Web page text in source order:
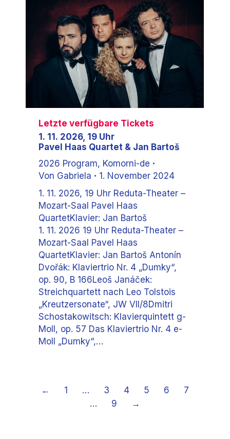
Letzte verfügbare Tickets
1. 11. 2026, 19 Uhr
Pavel Haas Quartet & Jan Bartoš
2026 Program, Komorni-de
Von Gabriela
1. November 2024
1. 11. 2026, 19 Uhr Reduta-Theater –
Mozart-Saal Pavel Haas
QuartetKlavier: Jan Bartoš
1. 11. 2026 19 Uhr Reduta-Theater –
Mozart-Saal Pavel Haas
QuartetKlavier: Jan Bartoš Antonín
Dvořák: Klaviertrio Nr. 4 „Dumky“,
op. 90, B 166Leoš Janáček:
Streichquartett nach Leo Tolstois
„Kreutzersonate“, JW VII/8Dmitri
Schostakowitsch: Klavierquintett g-
Moll, op. 57 Das Klaviertrio Nr. 4 e-
Moll „Dumky“,…
← 1 … 3 4 5 6
7
…
9 →